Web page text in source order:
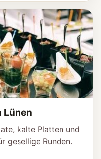
Lünen
kalte Platten und
gesellige Runden.